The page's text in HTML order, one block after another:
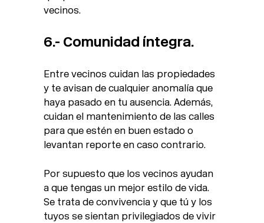
vecinos.
6.- Comunidad íntegra.
Entre vecinos cuidan las propiedades
y te avisan de cualquier anomalía que
haya pasado en tu ausencia. Además,
cuidan el mantenimiento de las calles
para que estén en buen estado o
levantan reporte en caso contrario.
Por supuesto que los vecinos ayudan
a que tengas un mejor estilo de vida.
Se trata de convivencia y que tú y los
tuyos se sientan privilegiados de vivir